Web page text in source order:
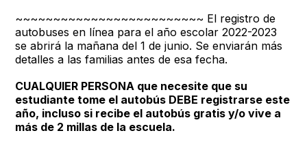
~~~~~~~~~~~~~~~~~~~~~~~~~ El registro de
autobuses en línea para el año escolar 2022-2023
se abrirá la mañana del 1 de junio. Se enviarán más
detalles a las familias antes de esa fecha.
CUALQUIER PERSONA que necesite que su
estudiante tome el autobús DEBE registrarse este
año, incluso si recibe el autobús gratis y/o vive a
más de 2 millas de la escuela.